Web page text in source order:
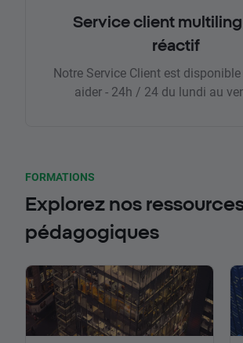
Service client
réactif
Notre Service Client est
aider - 24h / 24 du lundi au
FORMATIONS
Explorez nos
pédagogiques